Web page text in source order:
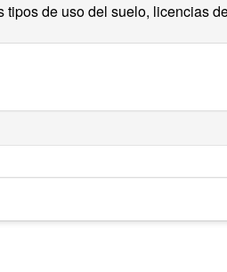
de uso del suelo, licencias